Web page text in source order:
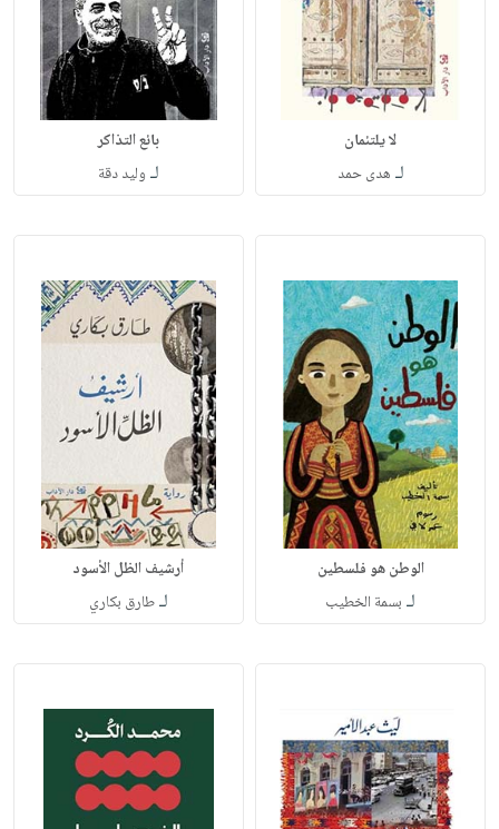
لا يلتئمان
لـ هدى حمد
بائع التذاكر
لـ وليد دقة
الوطن هو فلسطين
لـ بسمة الخطيب
أرشيف الظل الأسود
لـطارق بكاري